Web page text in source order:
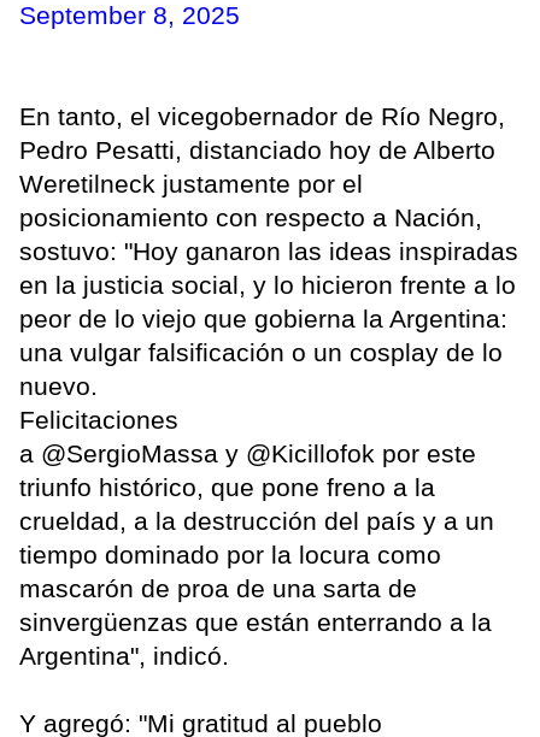
September 8, 2025
En tanto, el vicegobernador de Río Negro,
Pedro Pesatti, distanciado hoy de Alberto
Weretilneck justamente por el
posicionamiento con respecto a Nación,
sostuvo: "Hoy ganaron las ideas inspiradas
en la justicia social, y lo hicieron frente a lo
peor de lo viejo que gobierna la Argentina:
una vulgar falsificación o un cosplay de lo
nuevo.
Felicitaciones
a @SergioMassa y @Kicillofok por este
triunfo histórico, que pone freno a la
crueldad, a la destrucción del país y a un
tiempo dominado por la locura como
mascarón de proa de una sarta de
sinvergüenzas que están enterrando a la
Argentina", indicó.
Y agregó: "Mi gratitud al pueblo